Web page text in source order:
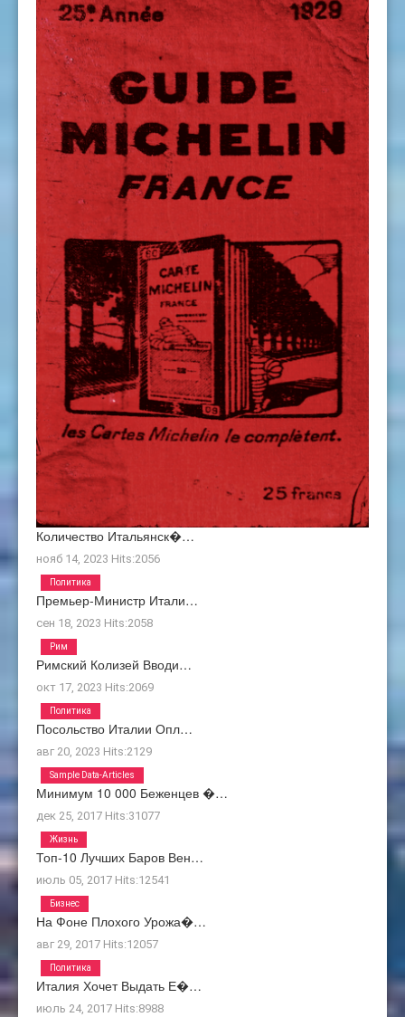
Количество Итальянск�…
нояб 14, 2023 Hits:2056
Премьер-Министр Итали…
сен 18, 2023 Hits:2058
Политика
Римский Колизей Вводи…
окт 17, 2023 Hits:2069
Рим
Посольство Италии Опл…
авг 20, 2023 Hits:2129
Политика
Минимум 10 000 Беженцев �…
дек 25, 2017 Hits:31077
Sample Data-Articles
Топ-10 Лучших Баров Вен…
июль 05, 2017 Hits:12541
Жизнь
На Фоне Плохого Урожа�…
авг 29, 2017 Hits:12057
Бизнес
Италия Хочет Выдать Е�…
июль 24, 2017 Hits:8988
Политика